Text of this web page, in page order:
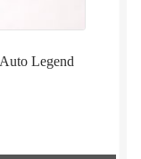
Legend